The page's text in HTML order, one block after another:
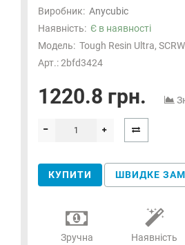
Виробник: Anycubic
Наявність: Є в наявності
Модель: Tough Resin Ultra,
Арт.: 2bfd3424
1220.8 грн.
КУПИТИ ШВИДКЕ
Зручна
Наявність